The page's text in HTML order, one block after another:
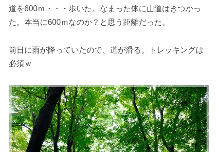
道を600ｍ・・・歩いた。なまった体に山道はきつかっ
た。本当に600ｍなのか？と思う距離だった。
前日に雨が降っていたので、道が滑る。トレッキングは
必須ｗ